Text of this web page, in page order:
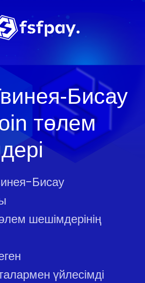
Бисау
төлем
Бисау
шешімдерінің
үйлесімді